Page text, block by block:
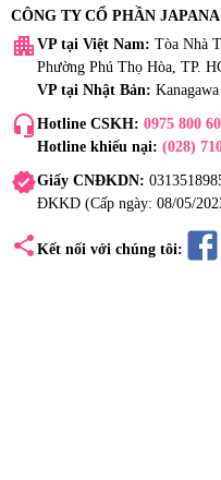
CÔNG TY CỔ PHẦN
apartment VP tại Việt Nam: Tòa Nhà
Phường Phú Thọ Hòa, TP.
VP tại Nhật Bản:
headset_mic Hotline CSKH: 0975 800
Hotline khiếu nại: (028)
verifiedGiấy CNĐKDN:
ĐKKD (Cấp ngày: 08/05/
share Kết nối với chúng tôi: